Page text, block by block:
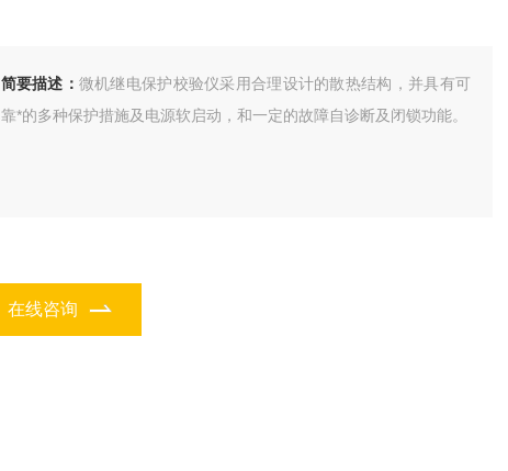
简要描述： 微机继电保护校验仪采用合理设计的散热结构，并具有可
靠*的多种保护措施及电源软启动，和一定的故障自诊断及闭锁功能。
在线咨询